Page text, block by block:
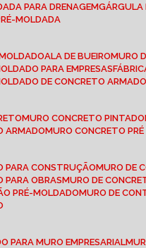
PARA DRENAGEM
MOLDADA
MOLDADO ALA DE BUEIRO
PARA EMPRESAS
DE CONCRETO
MURO CONCRETO PINTADO
ARMADO
MURO CONCRETO
PARA CONSTRUÇÃO
MURO DE
PARA OBRAS
MURO DE
PRÉ-MOLDADO
MURO DE
PARA MURO EMPRESARIAL